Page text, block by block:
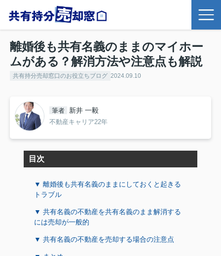
離婚後も共有名義のままのマイホー
ムがある？解消方法や注意点も解説
共有持分売却窓口のお役立ちブログ 2024.09.10
筆者 新井 一毅
不動産キャリア22年
目次
▼ 離婚後も共有名義のままにしておくと起きる
トラブル
▼ 共有名義の不動産を共有名義のまま解消する
には売却が一般的
▼ 共有名義の不動産を売却する場合の注意点